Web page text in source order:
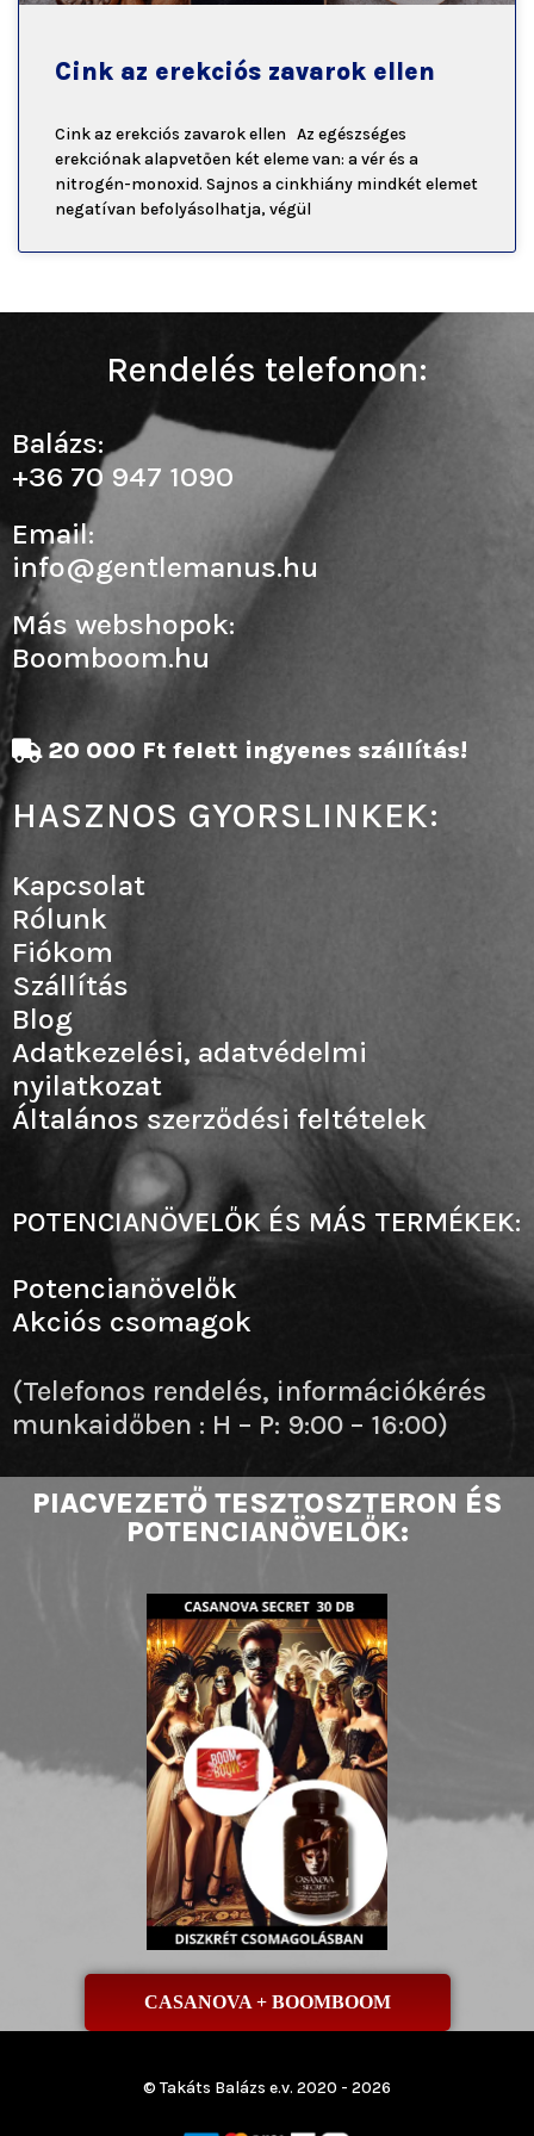
Cink az erekciós zavarok ellen
Cink az erekciós zavarok ellen Az egészséges
erekciónak alapvetően két eleme van: a vér és a
nitrogén-monoxid. Sajnos a cinkhiány mindkét elemet
negatívan befolyásolhatja, végül
PIACVEZETŐ TESZTOSZTERON ÉS
POTENCIANÖVELŐK:
CASANOVA + BOOMBOOM
20 000 Ft felett ingyenes szállítás!
HASZNOS GYORSLINKEK:
Kapcsolat
Rólunk
Fiókom
Szállítás
Blog
Adatkezelési, adatvédelmi
nyilatkozat
Általános szerződési feltételek
POTENCIANÖVELŐK ÉS MÁS TERMÉKEK:
Potencianövelők
Akciós csomagok
(Telefonos rendelés, információkérés
munkaidőben : H – P: 9:00 – 16:00)
Rendelés telefonon:
Balázs:
+36 70 947 1090
Email:
info@gentlemanus.hu
Más webshopok:
Boomboom.hu
© Takáts Balázs e.v. 2020 - 2026